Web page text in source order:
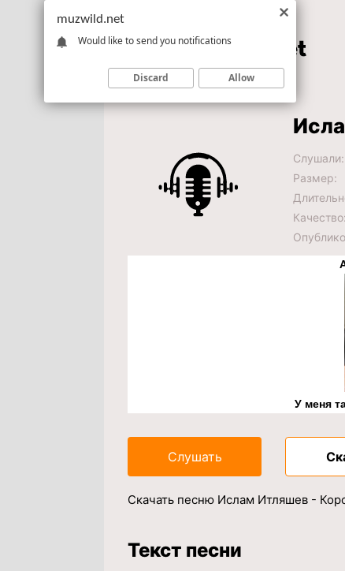
Слушали:
Размер:
Качество:
У меня
Слушать
Скачать песню Ислам Итляшев -
Текст песни
muzwild.net
Would like to send you notifications
Discard Allow